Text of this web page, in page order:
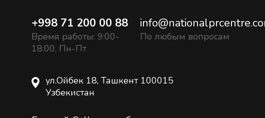
+998 71 200 00 88
Время работы: 9:00-
18:00, Пн-Пт
По любым вопросам
ул.Ойбек 18, Ташкент 100015
Узбекистан